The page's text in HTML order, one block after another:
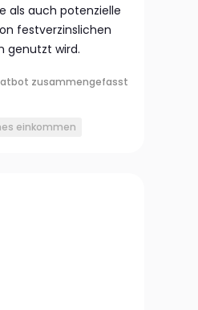
als auch potenzielle
festverzinslichen
genutzt wird.
zusammengefasst
einkommen